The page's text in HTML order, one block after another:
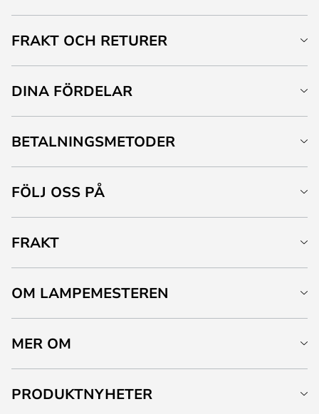
FRAKT OCH RETURER
DINA FÖRDELAR
BETALNINGSMETODER
FÖLJ OSS PÅ
FRAKT
OM LAMPEMESTEREN
MER OM
PRODUKTNYHETER